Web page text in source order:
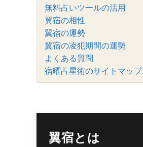
無料占いツールの活用
翼宿の相性
翼宿の運勢
翼宿の凌犯期間の運勢
よくある質問
宿曜占星術のサイトマップ
翼宿とは